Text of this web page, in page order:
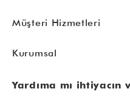
Müşteri Hizmetleri
Kurumsal
Yardıma mı ihtiyacın